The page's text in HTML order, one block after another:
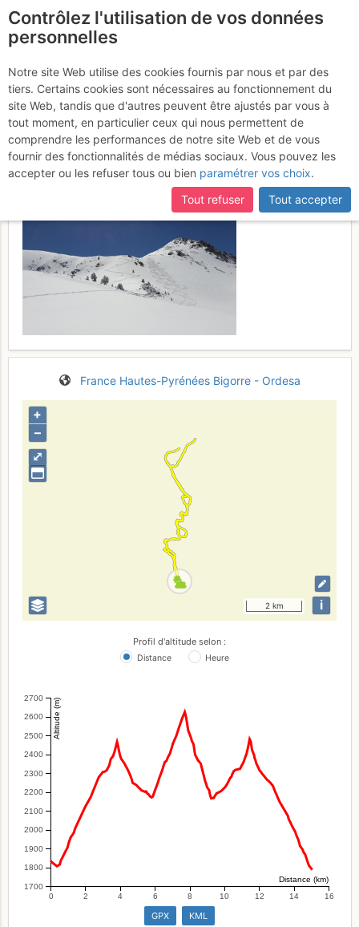
Pic de Gourguet :
depuis la Mongie par le Pas
de la Crabe
Vendredi 28 avril 2017
France Hautes-Pyrénées Bigorre - Ordesa
⤢
+
–
2 km i
Profil d'altitude selon :
Distance Heure
1700
1800
1900
2000
2100
2200
2300
2400
2500
2600
2700 Altitude (m)
0 2 4 6 8 10 12 14 16
Distance (km)
GPX KML
Contrôlez l'utilisation de vos données
personnelles
Notre site Web utilise des cookies fournis par nous et par des
tiers. Certains cookies sont nécessaires au fonctionnement du
site Web, tandis que d'autres peuvent être ajustés par vous à
tout moment, en particulier ceux qui nous permettent de
comprendre les performances de notre site Web et de vous
fournir des fonctionnalités de médias sociaux. Vous pouvez les
accepter ou les refuser tous ou bien paramétrer vos choix.
Tout refuser
Tout accepter